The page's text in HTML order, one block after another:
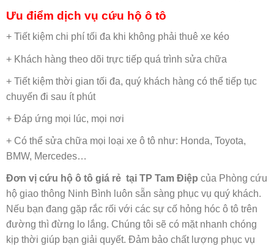
Ưu điểm dịch vụ cứu hộ ô tô
+ Tiết kiệm chi phí tối đa khi không phải thuê xe kéo
+ Khách hàng theo dõi trực tiếp quá trình sửa chữa
+ Tiết kiệm thời gian tối đa, quý khách hàng có thể tiếp tục
chuyến đi sau ít phút
+ Đáp ứng mọi lúc, mọi nơi
+ Có thể sửa chữa mọi loại xe ô tô như: Honda, Toyota,
BMW, Mercedes…
Đơn vị cứu hộ ô tô giá rẻ tại TP Tam Điệp của Phòng cứu
hộ giao thông Ninh Bình luôn sẵn sàng phục vụ quý khách.
Nếu bạn đang gặp rắc rối với các sự cố hỏng hóc ô tô trên
đường thì đừng lo lắng. Chúng tôi sẽ có mặt nhanh chóng
kịp thời giúp bạn giải quyết. Đảm bảo chất lượng phục vụ